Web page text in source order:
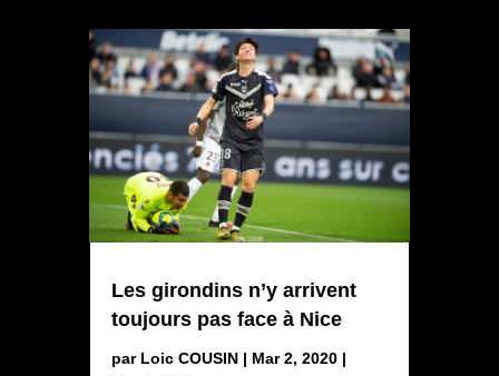
Les girondins n’y arrivent
toujours pas face à Nice
par Loic COUSIN| Mar 2, 2020|